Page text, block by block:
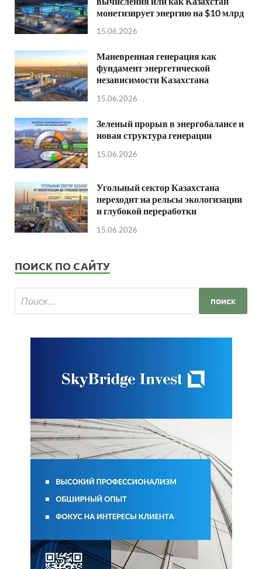
монетизирует энергию на $10 млрд
15.06.2026
Маневренная генерация как
фундамент энергетической
независимости Казахстана
15.06.2026
Зеленый прорыв в энергобалансе и
новая структура генерации
15.06.2026
Угольный сектор Казахстана
переходит на рельсы экологизации
и глубокой переработки
15.06.2026
ПОИСК ПО САЙТУ